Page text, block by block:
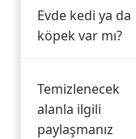
Evde kedi ya da
köpek var mı?
Temizlenecek
alanla ilgili
paylaşmanız